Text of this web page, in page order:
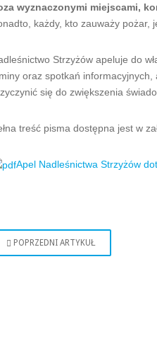
wyznaczonymi miejscami,
każdy, kto zauważy pożar,
Strzyżów apeluje do
oraz spotkań informacyjnych,
się do zwiększenia
treść pisma dostępna jest w
Apel Nadleśnictwa Strzyżów
POPRZEDNI ARTYKUŁ